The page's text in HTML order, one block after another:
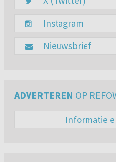
Instagram
Nieuwsbrief
ADVERTEREN OP
Informatie